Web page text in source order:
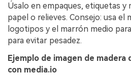
Úsalo en empaques, etiquetas
papel o relieves. Consejo: usa el
logotipos y el marrón medio
para evitar pesadez.
Ejemplo de imagen de
con media.io